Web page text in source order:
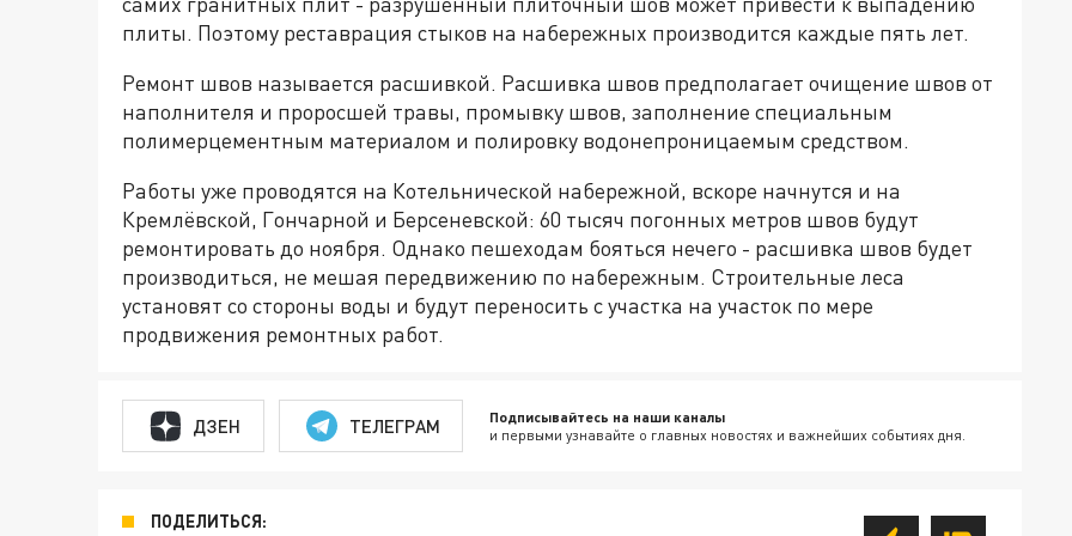
плиты. Поэтому реставрация стыков на набережных производится каждые пять лет.
Ремонт швов называется расшивкой. Расшивка швов предполагает очищение швов от
наполнителя и проросшей травы, промывку швов, заполнение специальным
полимерцементным материалом и полировку водонепроницаемым средством.
Работы уже проводятся на Котельнической набережной, вскоре начнутся и на
Кремлёвской, Гончарной и Берсеневской: 60 тысяч погонных метров швов будут
ремонтировать до ноября. Однако пешеходам бояться нечего - расшивка швов будет
производиться, не мешая передвижению по набережным. Строительные леса
установят со стороны воды и будут переносить с участка на участок по мере
продвижения ремонтных работ.
ДЗЕН ТЕЛЕГРАМ Подписывайтесь на наши каналы
и первыми узнавайте о главных новостях и важнейших событиях дня.
ПОДЕЛИТЬСЯ: